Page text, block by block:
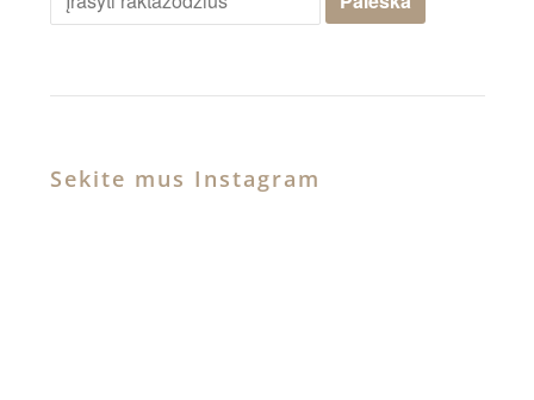
Sekite mus Instagram